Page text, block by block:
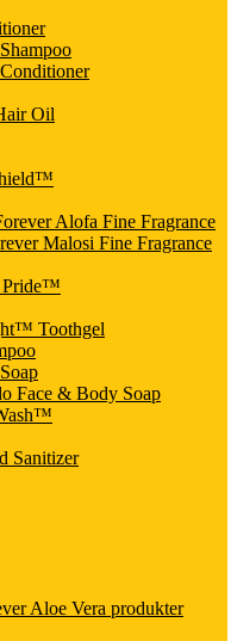
Oil
Alofa Fine Fragrance
Malosi Fine Fragrance
Pride™
Toothgel
Face & Body Soap
Sanitizer
Aloe Vera produkter